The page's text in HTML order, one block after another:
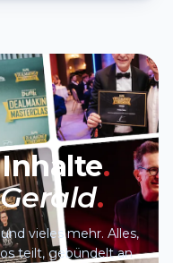
.
.
vieles mehr. Alles,
teilt, gebündelt an